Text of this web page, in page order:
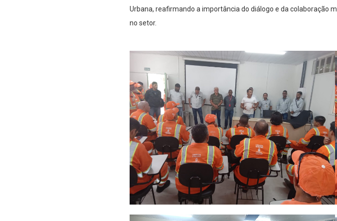
Urbana, reafirmando a importância do diálogo e da colaboração
no setor.